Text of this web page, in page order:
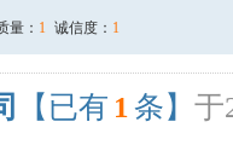
量： 1 诚信度： 1
【已有 1 条】 于